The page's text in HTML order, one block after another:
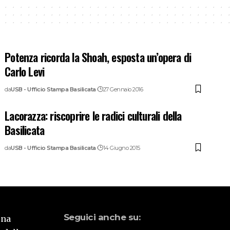
Potenza ricorda la Shoah, esposta un’opera di
Carlo Levi
daUSB - Ufficio Stampa Basilicata 27 Gennaio 2016
Lacorazza: riscoprire le radici culturali della
Basilicata
daUSB - Ufficio Stampa Basilicata 14 Giugno 2015
Seguici anche su: